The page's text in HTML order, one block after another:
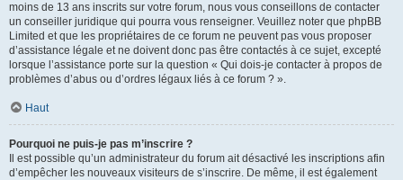
moins de 13 ans inscrits sur votre forum, nous vous conseillons de contacter
un conseiller juridique qui pourra vous renseigner. Veuillez noter que phpBB
Limited et que les propriétaires de ce forum ne peuvent pas vous proposer
d’assistance légale et ne doivent donc pas être contactés à ce sujet, excepté
lorsque l’assistance porte sur la question « Qui dois-je contacter à propos de
problèmes d’abus ou d’ordres légaux liés à ce forum ? ».
Haut
Pourquoi ne puis-je pas m’inscrire ?
Il est possible qu’un administrateur du forum ait désactivé les inscriptions afin
d’empêcher les nouveaux visiteurs de s’inscrire. De même, il est également